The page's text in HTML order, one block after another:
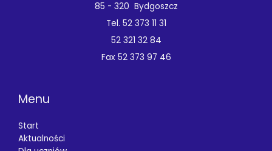
85 - 320 Bydgoszcz
Tel. 52 373 11 31
52 321 32 84
Fax 52 373 97 46
Menu
Start
Aktualności